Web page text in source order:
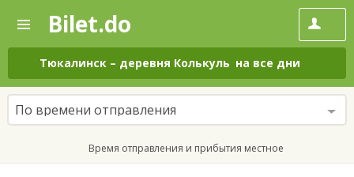
—
Поиск
и
покупка
билетов
на
автобус
онлайн
Bilet.do
Тюкалинск – деревня Колькуль на все дни
По времени отправления
Время отправления и прибытия местное